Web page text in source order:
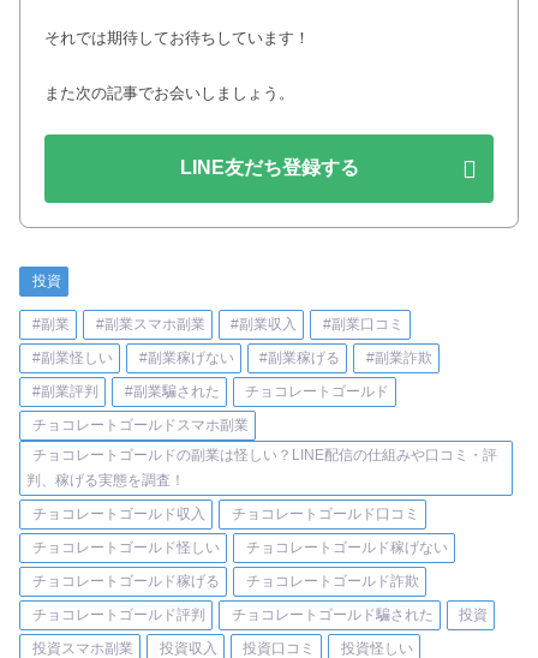
それでは期待してお待ちしています！
また次の記事でお会いしましょう。
LINE友だち登録する
投資
#副業 #副業スマホ副業 #副業収入
#副業口コミ
#副業怪しい
#副業稼げない #副業稼げる
#副業詐欺
#副業評判
#副業騙された
チョコレートゴールド
チョコレートゴールドスマホ副業
チョコレートゴールドの副業は怪しい？LINE配信の仕組みや口コミ・評
判、稼げる実態を調査！
チョコレートゴールド収入
チョコレートゴールド口コミ
チョコレートゴールド怪しい
チョコレートゴールド稼げない
チョコレートゴールド稼げる
チョコレートゴールド詐欺
チョコレートゴールド評判
チョコレートゴールド騙された
投資
投資スマホ副業
投資収入 投資口コミ
投資怪しい